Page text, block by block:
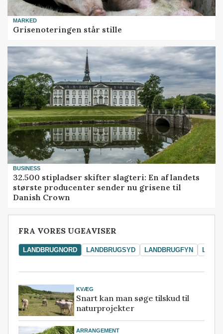
MARKED
Grisenoteringen står stille
BUSINESS
32.500 stipladser skifter slagteri: En af landets
største producenter sender nu grisene til
Danish Crown
FRA VORES UGEAVISER
LANDBRUGNORD LANDBRUGSYD LANDBRUGFYN
KVÆG
Snart kan man søge tilskud til
naturprojekter
ARRANGEMENT